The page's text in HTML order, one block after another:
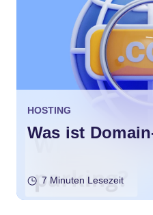
HOSTING
Was ist
7 Minuten Lesezeit